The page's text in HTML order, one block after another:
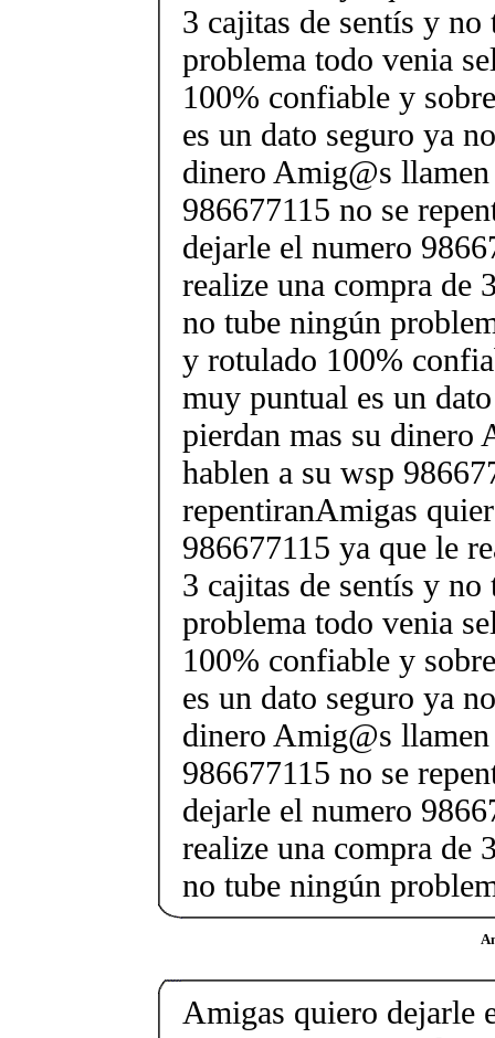
3 cajitas de sentís y no
problema todo venia
100% confiable y
es un dato seguro ya
dinero Amig@s
986677115 no se
dejarle el numero
realize una compra de
no tube ningún
y rotulado 100%
muy puntual es un
pierdan mas su dinero
hablen a su wsp
repentiranAmigas
986677115 ya que le
3 cajitas de sentís y no
problema todo venia
100% confiable y
es un dato seguro ya
dinero Amig@s
986677115 no se
dejarle el numero
realize una compra de
no tube ningún
Amigas quiero dejarle